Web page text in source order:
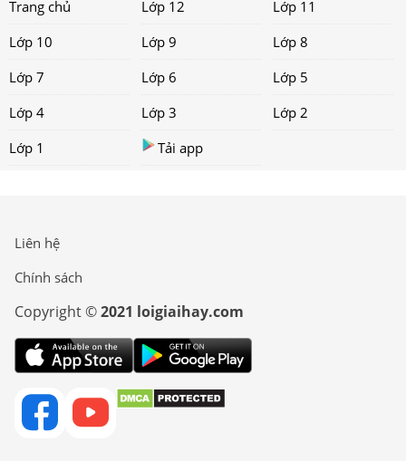
Trang chủ Lớp 12
Lớp 11
Lớp 10
Lớp 9
Lớp 8
Lớp 7
Lớp 6
Lớp 5
Lớp 4
Lớp 3
Lớp 2
Lớp 1
Tải app
Liên hệ
Chính sách
Copyright ©2021 loigiaihay.com